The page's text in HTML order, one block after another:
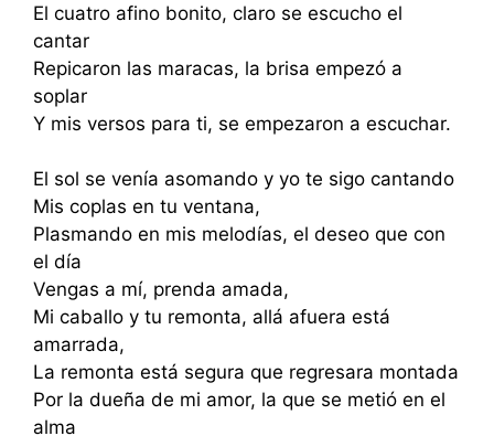
El cuatro afino bonito, claro se escucho el
cantar
Repicaron las maracas, la brisa empezó a
soplar
Y mis versos para ti, se empezaron a escuchar.
El sol se venía asomando y yo te sigo cantando
Mis coplas en tu ventana,
Plasmando en mis melodías, el deseo que con
el día
Vengas a mí, prenda amada,
Mi caballo y tu remonta, allá afuera está
amarrada,
La remonta está segura que regresara montada
Por la dueña de mi amor, la que se metió en el
alma